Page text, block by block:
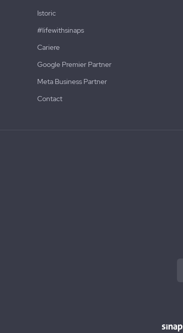
Istoric
#lifewithsinaps
Cariere
Google Premier Partner
Meta Business Partner
Contact